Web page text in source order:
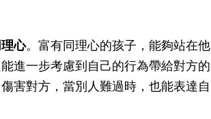
心。富有同理心的孩子，能夠站在他
進一步考慮到自己的行為帶給對方的
害對方，當別人難過時，也能表達自